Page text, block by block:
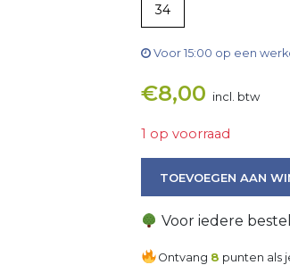
34
Voor 15:00 op een
€8,00 incl. btw
1 op voorraad
TOEVOEGEN AAN
Voor iedere
Ontvang 8 punten als